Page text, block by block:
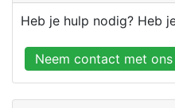
Heb je hulp nodig? Heb
Neem contact met